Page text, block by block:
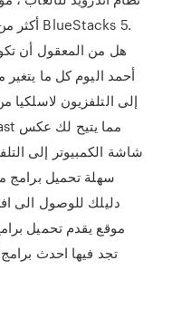
هل من المعقول أن
أحمد اليوم كل ما
إلى التلفزيون لاسلكيا
شاشة الكمبيوتر إلى
سهلة تحميل برامج
دليلك للوصول الى
موقع يقدم تحميل
تجد فيها احدث